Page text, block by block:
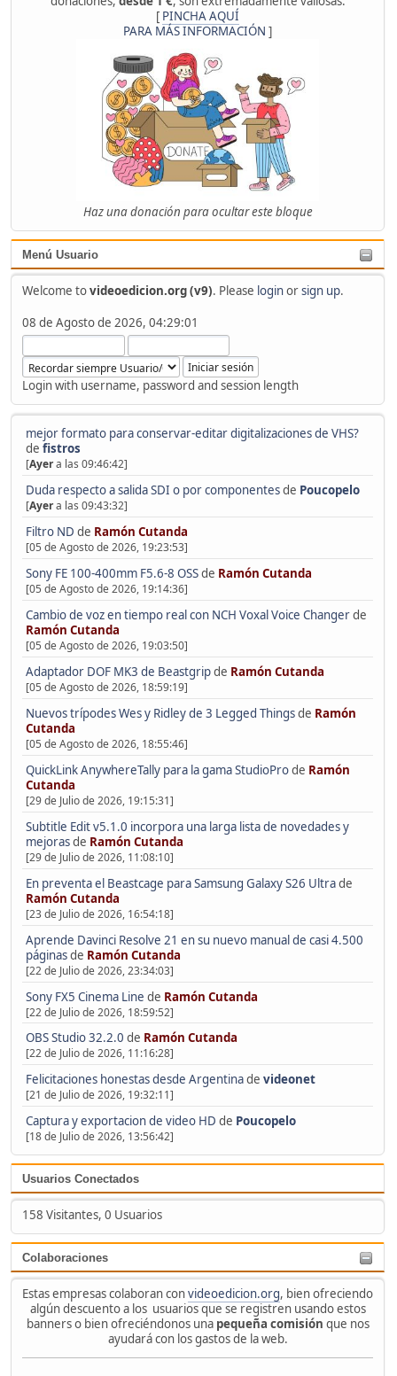
[ PINCHA AQUÍ
PARA MÁS INFORMACIÓN ]
Haz una donación para ocultar este bloque
Menú Usuario
Welcome tovideoedicion.org (v9). Please loginorsign up.
08 de Agosto de 2026, 04:29:01
Login with username, password and session length
mejor formato para conservar-editar digitalizaciones de VHS?
de fistros
[Ayera las 09:46:42]
Duda respecto a salida SDI o por componentesde Poucopelo
[Ayera las 09:43:32]
Filtro ND de Ramón Cutanda
[05 de Agosto de 2026, 19:23:53]
Sony FE 100-400mm F5.6-8 OSSde Ramón Cutanda
[05 de Agosto de 2026, 19:14:36]
Cambio de voz en tiempo real con NCH Voxal Voice Changerde
Ramón Cutanda
[05 de Agosto de 2026, 19:03:50]
Adaptador DOF MK3 de Beastgripde Ramón Cutanda
[05 de Agosto de 2026, 18:59:19]
Nuevos trípodes Wes y Ridley de 3 Legged Thingsde Ramón
Cutanda
[05 de Agosto de 2026, 18:55:46]
QuickLink AnywhereTally para la gama StudioProde Ramón
Cutanda
[29 de Julio de 2026, 19:15:31]
Subtitle Edit v5.1.0 incorpora una larga lista de novedades y
mejorasde Ramón Cutanda
[29 de Julio de 2026, 11:08:10]
En preventa el Beastcage para Samsung Galaxy S26 Ultrade
Ramón Cutanda
[23 de Julio de 2026, 16:54:18]
Aprende Davinci Resolve 21 en su nuevo manual de casi 4.500
páginasde Ramón Cutanda
[22 de Julio de 2026, 23:34:03]
Sony FX5 Cinema Line de Ramón Cutanda
[22 de Julio de 2026, 18:59:52]
OBS Studio 32.2.0 de Ramón Cutanda
[22 de Julio de 2026, 11:16:28]
Felicitaciones honestas desde Argentinade videonet
[21 de Julio de 2026, 19:32:11]
Captura y exportacion de video HD de Poucopelo
[18 de Julio de 2026, 13:56:42]
Usuarios Conectados
158 Visitantes, 0 Usuarios
Colaboraciones
Estas empresas colaboran convideoedicion.org, bien ofreciendo
algún descuento a los usuarios que se registren usando estos
banners o bien ofreciéndonos una pequeña comisión que nos
ayudará con los gastos de la web.